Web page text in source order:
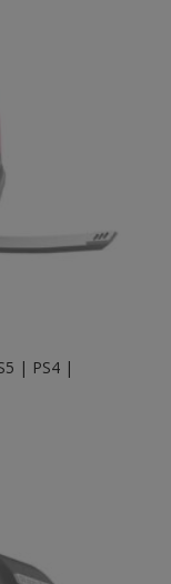
| PS4 |